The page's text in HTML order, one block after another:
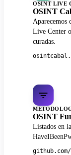
OSINT LIVE
OSINT
Aparecemos
Live Center
curadas.
OSINT
Listados en